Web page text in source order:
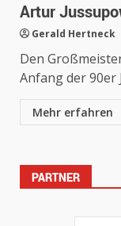
Artur
Gerald Hertneck
Den
Anfang der 90er
Mehr erfahren
PARTNER